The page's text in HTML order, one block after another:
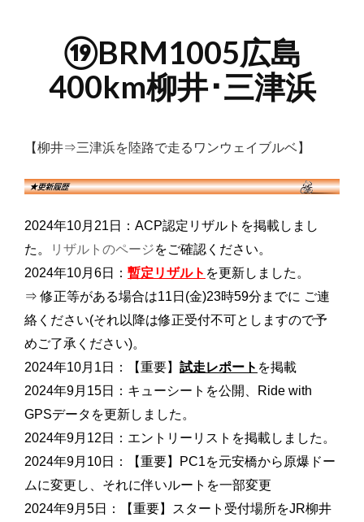
⑲BRM1005広島
400km柳井･三津浜
【柳井⇒三津浜を陸路で走るワンウェイブルベ】
2024年10月21日：ACP認定リザルトを掲載しまし
た。
リザルトのページをご確認ください。
2024年10月6日： 暫定リザルト を更新しました。
⇒ 修正等がある場合は11日(金)23時59分までに ご連
絡ください(それ以降は修正受付不可としますので予
めご了承ください)。
2024年10月1日：【重要】 試走レポート を掲載
2024年9月15日：キューシートを公開、Ride with
GPSデータを更新しました。
2024年9月12日：エントリーリストを掲載しました。
2024年9月10日：【重要】PC1を元安橋から原爆ドー
ムに変更し、それに伴いルートを一部変更
2024年9月5日：【重要】スタート受付場所をJR柳井